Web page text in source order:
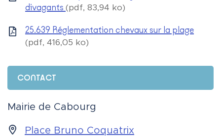
divagants (pdf, 83,94 ko)
25.639 Réglementation chevaux sur la plage
(pdf, 416,05 ko)
CONTACT
Mairie de Cabourg
Place Bruno Coquatrix